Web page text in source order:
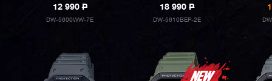
12 990P
DW-5600WW-7E
18 990P
DW-5610BEP-2E